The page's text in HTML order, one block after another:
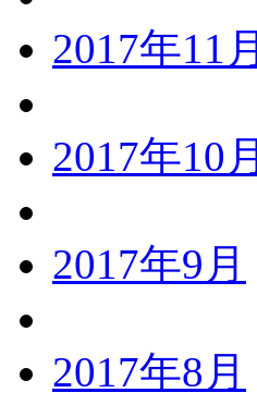
2017年11月
2017年10月
2017年9月
2017年8月